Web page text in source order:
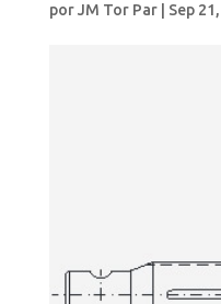
porJM Tor Par| Sep